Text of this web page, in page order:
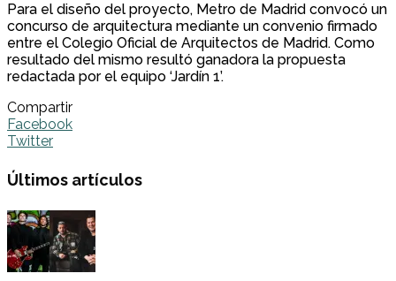
Para el diseño del proyecto, Metro de Madrid convocó un
concurso de arquitectura mediante un convenio firmado
entre el Colegio Oficial de Arquitectos de Madrid. Como
resultado del mismo resultó ganadora la propuesta
redactada por el equipo ‘Jardín 1’.
Compartir
Facebook
Twitter
Últimos artículos